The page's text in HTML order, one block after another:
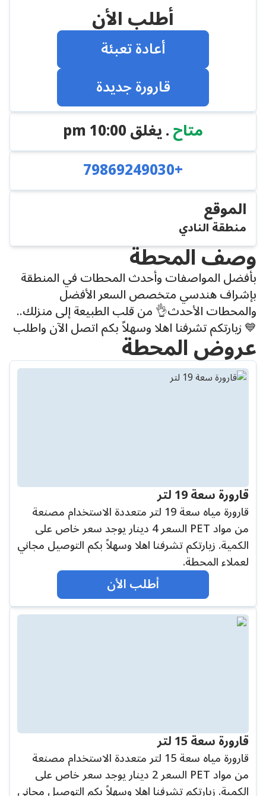
أطلب الأن
أعادة تعبئة
قارورة جديدة
متاح. يغلق10:00 pm
+79869249030
الموقع
منطقة النادي
وصف المحطة
بأفضل المواصفات وأحدث المحطات في المنطقة
بإشراف هندسي متخصص السعر الأفضل
والمحطات الأحدث👌 من قلب الطبيعة إلى منزلك..
💙 زيارتكم تشرفنا اهلا وسهلاً بكم اتصل الآن واطلب
عروض المحطة
قارورة سعة 19 لتر
قارورة مياه سعة 19 لتر متعددة الاستخدام مصنعة
من مواد PET السعر 4 دينار يوجد سعر خاص على
الكمية. زيارتكم تشرفنا اهلا وسهلاً بكم التوصيل مجاني
لعملاء المحطة.
أطلب الأن
قارورة سعة 15 لتر
قارورة مياه سعة 15 لتر متعددة الاستخدام مصنعة
من مواد PET السعر 2 دينار يوجد سعر خاص على
الكمية. زيارتكم تشرفنا اهلا وسهلاً بكم التوصيل مجاني